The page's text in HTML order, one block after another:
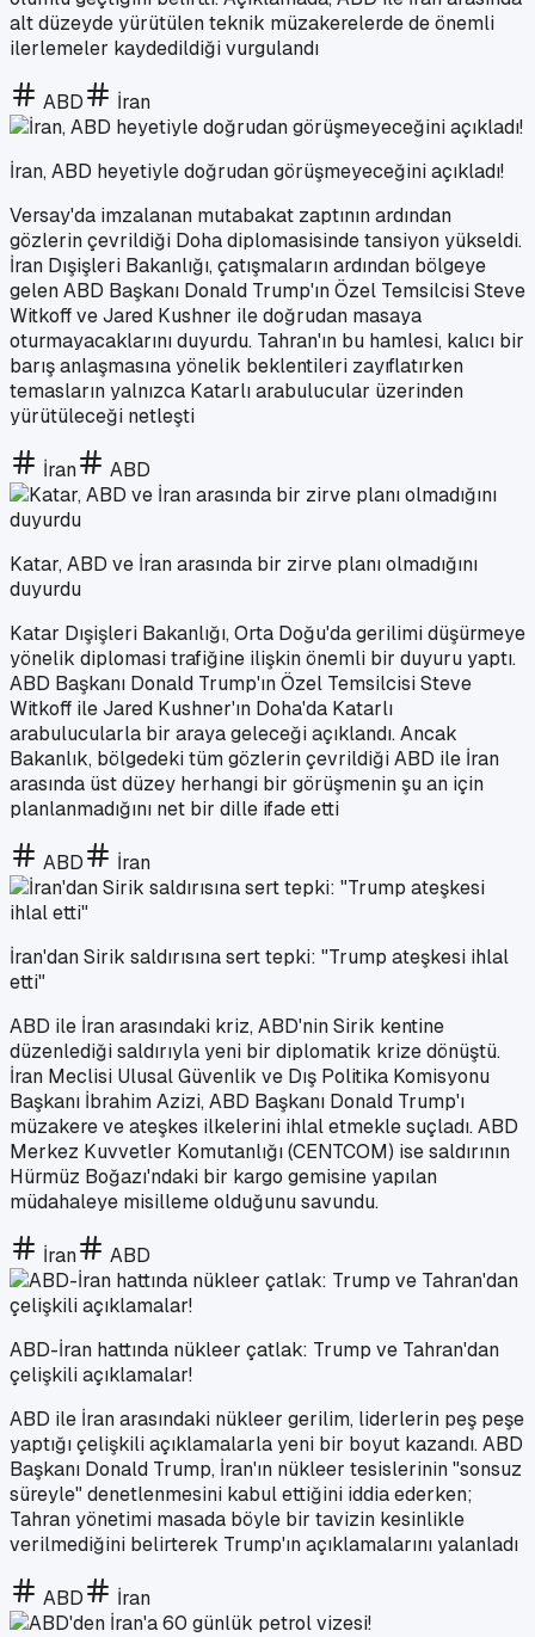
alt düzeyde yürütülen teknik müzakerelerde de önemli
ilerlemeler kaydedildiği vurgulandı
ABD İran
İran, ABD heyetiyle doğrudan görüşmeyeceğini açıkladı!
Versay'da imzalanan mutabakat zaptının ardından
gözlerin çevrildiği Doha diplomasisinde tansiyon yükseldi.
İran Dışişleri Bakanlığı, çatışmaların ardından bölgeye
gelen ABD Başkanı Donald Trump'ın Özel Temsilcisi Steve
Witkoff ve Jared Kushner ile doğrudan masaya
oturmayacaklarını duyurdu. Tahran'ın bu hamlesi, kalıcı bir
barış anlaşmasına yönelik beklentileri zayıflatırken
temasların yalnızca Katarlı arabulucular üzerinden
yürütüleceği netleşti
İran ABD
Katar, ABD ve İran arasında bir zirve planı olmadığını
duyurdu
Katar Dışişleri Bakanlığı, Orta Doğu'da gerilimi düşürmeye
yönelik diplomasi trafiğine ilişkin önemli bir duyuru yaptı.
ABD Başkanı Donald Trump'ın Özel Temsilcisi Steve
Witkoff ile Jared Kushner'ın Doha'da Katarlı
arabulucularla bir araya geleceği açıklandı. Ancak
Bakanlık, bölgedeki tüm gözlerin çevrildiği ABD ile İran
arasında üst düzey herhangi bir görüşmenin şu an için
planlanmadığını net bir dille ifade etti
ABD İran
İran'dan Sirik saldırısına sert tepki: "Trump ateşkesi ihlal
etti"
ABD ile İran arasındaki kriz, ABD'nin Sirik kentine
düzenlediği saldırıyla yeni bir diplomatik krize dönüştü.
İran Meclisi Ulusal Güvenlik ve Dış Politika Komisyonu
Başkanı İbrahim Azizi, ABD Başkanı Donald Trump'ı
müzakere ve ateşkes ilkelerini ihlal etmekle suçladı. ABD
Merkez Kuvvetler Komutanlığı (CENTCOM) ise saldırının
Hürmüz Boğazı'ndaki bir kargo gemisine yapılan
müdahaleye misilleme olduğunu savundu.
İran ABD
ABD-İran hattında nükleer çatlak: Trump ve Tahran'dan
çelişkili açıklamalar!
ABD ile İran arasındaki nükleer gerilim, liderlerin peş peşe
yaptığı çelişkili açıklamalarla yeni bir boyut kazandı. ABD
Başkanı Donald Trump, İran'ın nükleer tesislerinin "sonsuz
süreyle" denetlenmesini kabul ettiğini iddia ederken;
Tahran yönetimi masada böyle bir tavizin kesinlikle
verilmediğini belirterek Trump'ın açıklamalarını yalanladı
ABD İran